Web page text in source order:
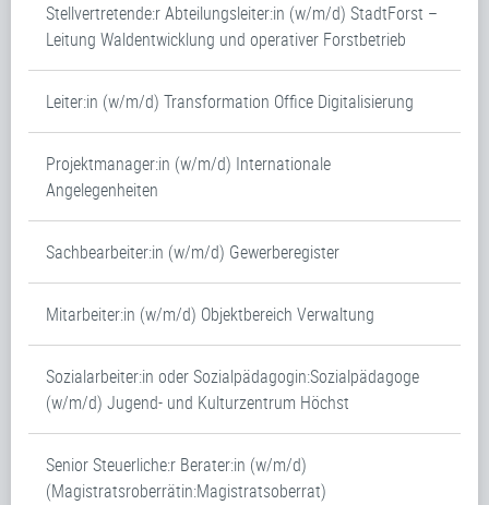
Stellvertretende:r Abteilungsleiter:in (w/m/d) StadtForst –
Leitung Waldentwicklung und operativer Forstbetrieb
Leiter:in (w/m/d) Transformation Office Digitalisierung
Projektmanager:in (w/m/d) Internationale
Angelegenheiten
Sachbearbeiter:in (w/m/d) Gewerberegister
Mitarbeiter:in (w/m/d) Objektbereich Verwaltung
Sozialarbeiter:in oder Sozialpädagogin:Sozialpädagoge
(w/m/d) Jugend- und Kulturzentrum Höchst
Senior Steuerliche:r Berater:in (w/m/d)
(Magistratsroberrätin:Magistratsoberrat)